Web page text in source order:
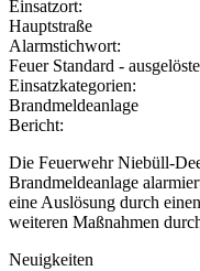
Einsatzort:
Hauptstraße
Alarmstichwort:
Feuer Standard -
Einsatzkategorien:
Brandmeldeanlage
Bericht:
Die Feuerwehr Niebüll-
Brandmeldeanlage
eine Auslösung durch
weiteren Maßnahmen
Neuigkeiten